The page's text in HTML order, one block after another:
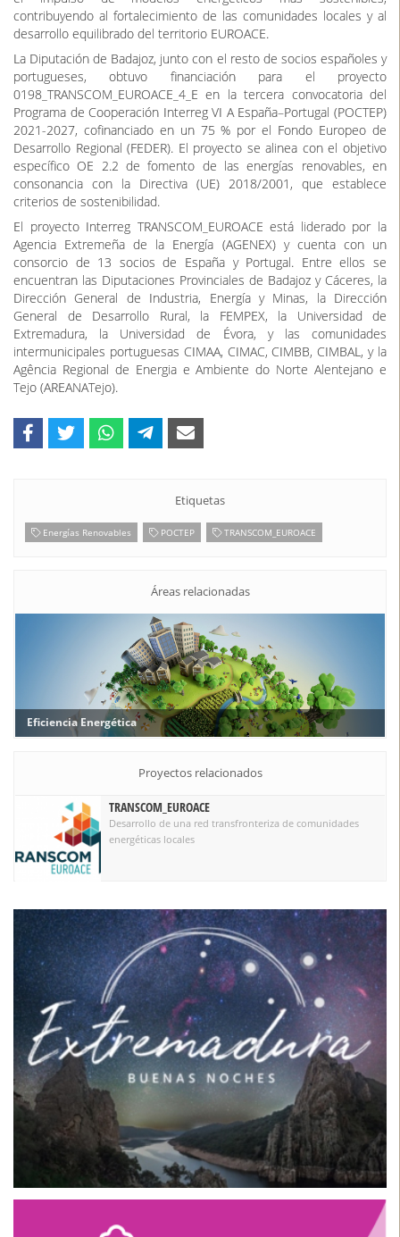
La participación de la Diputación de Badajoz en esta reunión
reafirma su compromiso con la cooperación transfronteriza y con
el impulso de modelos energéticos más sostenibles,
contribuyendo al fortalecimiento de las comunidades locales y al
desarrollo equilibrado del territorio EUROACE.
La Diputación de Badajoz, junto con el resto de socios españoles y
portugueses, obtuvo financiación para el proyecto
0198_TRANSCOM_EUROACE_4_E en la tercera convocatoria del
Programa de Cooperación Interreg VI A España–Portugal (POCTEP)
2021-2027, cofinanciado en un 75 % por el Fondo Europeo de
Desarrollo Regional (FEDER). El proyecto se alinea con el objetivo
consonancia con la Directiva (UE) 2018/2001, que establece
criterios de sostenibilidad.
El proyecto Interreg TRANSCOM_EUROACE está liderado por la
Agencia Extremeña de la Energía (AGENEX) y cuenta con un
consorcio de 13 socios de España y Portugal. Entre ellos se
encuentran las Diputaciones Provinciales de Badajoz y Cáceres, la
Dirección General de Industria, Energía y Minas, la Dirección
General de Desarrollo Rural, la FEMPEX, la Universidad de
Extremadura, la Universidad de Évora, y las comunidades
intermunicipales portuguesas CIMAA, CIMAC, CIMBB, CIMBAL, y la
Agência Regional de Energia e Ambiente do Norte Alentejano e
Tejo (AREANATejo).
Áreas relacionadas
Proyectos relacionados